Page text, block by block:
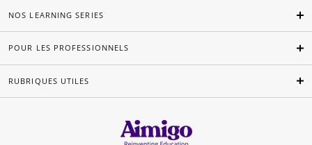
NOS LEARNING SERIES
POUR LES PROFESSIONNELS
RUBRIQUES UTILES